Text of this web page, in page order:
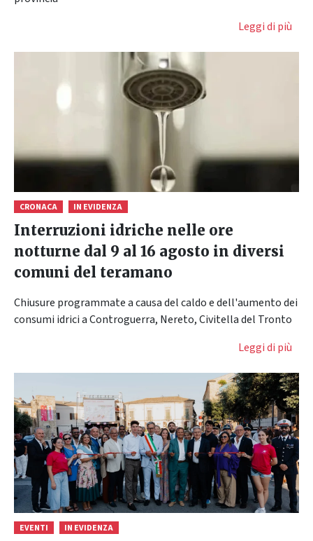
Leggi di più
CRONACA IN EVIDENZA
Interruzioni idriche nelle ore
notturne dal 9 al 16 agosto in diversi
comuni del teramano
Chiusure programmate a causa del caldo e dell'aumento dei
consumi idrici a Controguerra, Nereto, Civitella del Tronto
Leggi di più
EVENTI IN EVIDENZA